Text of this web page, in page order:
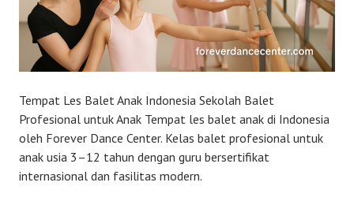
Tempat Les Balet Anak Indonesia Sekolah Balet
Profesional untuk Anak Tempat les balet anak di Indonesia
oleh Forever Dance Center. Kelas balet profesional untuk
anak usia 3–12 tahun dengan guru bersertifikat
internasional dan fasilitas modern.